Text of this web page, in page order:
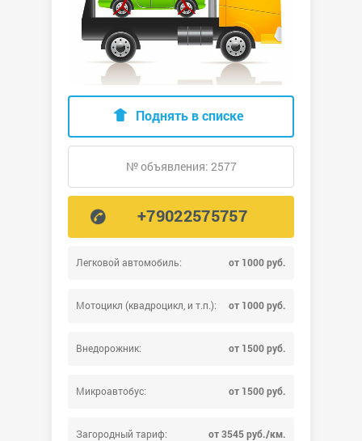
Легковой автомобиль: от 1000 руб.
Мотоцикл (квадроцикл, и т.п.): от 1000 руб.
Внедорожник: от 1500 руб.
Микроавтобус: от 1500 руб.
Загородный тариф: от 3545 руб./км.
Поднять в списке
№ объявления: 2577
+79022575757